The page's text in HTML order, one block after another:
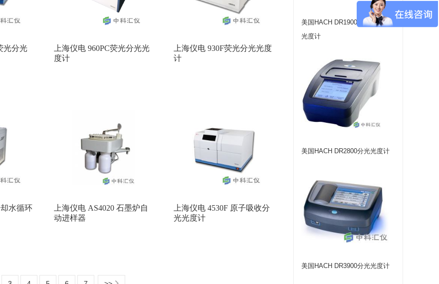
光分光
上海仪电 960PC荧光分光光
度计
上海仪电 930F荧光分光光度
计
却水循环
上海仪电 AS4020 石墨炉自
动进样器
上海仪电 4530F 原子吸收分
光光度计
美国HACH DR1900 便携式分光
光度计
美国HACH DR2800分光光度计
美国HACH DR3900分光光度计